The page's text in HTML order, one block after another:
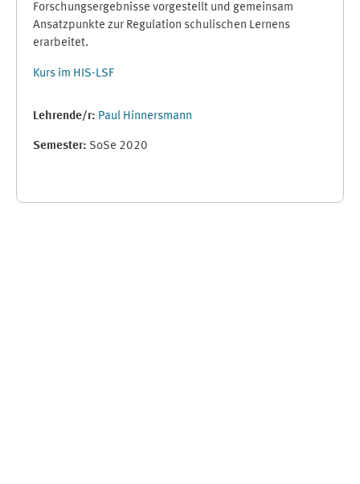
Forschungsergebnisse vorgestellt und gemeinsam
Ansatzpunkte zur Regulation schulischen Lernens
erarbeitet.
Kurs im HIS-LSF
Lehrende/r: Paul Hinnersmann
Semester: SoSe 2020